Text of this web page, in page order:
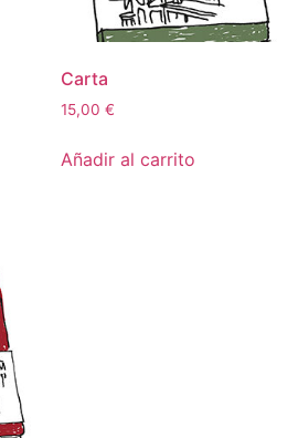
Carta
15,00 €
Añadir al carrito